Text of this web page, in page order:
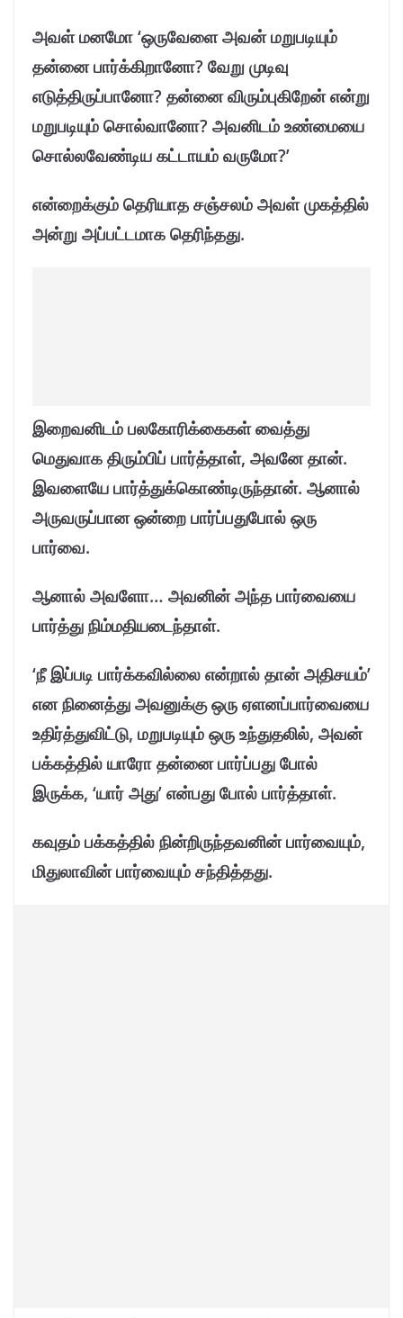
அவள் மனமோ ‘ஒருவேளை அவன் மறுபடியும்
தன்னை பார்க்கிறானோ? வேறு முடிவு
எடுத்திருப்பானோ? தன்னை விரும்புகிறேன் என்று
மறுபடியும் சொல்வானோ? அவனிடம் உண்மையை
சொல்லவேண்டிய கட்டாயம் வருமோ?’
என்றைக்கும் தெரியாத சஞ்சலம் அவள் முகத்தில்
அன்று அப்பட்டமாக தெரிந்தது.
இறைவனிடம் பலகோரிக்கைகள் வைத்து
மெதுவாக திரும்பிப் பார்த்தாள், அவனே தான்.
இவளையே பார்த்துக்கொண்டிருந்தான். ஆனால்
அருவருப்பான ஒன்றை பார்ப்பதுபோல் ஒரு
பார்வை.
ஆனால் அவளோ… அவனின் அந்த பார்வையை
பார்த்து நிம்மதியடைந்தாள்.
‘நீ இப்படி பார்க்கவில்லை என்றால் தான் அதிசயம்’
என நினைத்து அவனுக்கு ஒரு ஏளனப்பார்வையை
உதிர்த்துவிட்டு, மறுபடியும் ஒரு உந்துதலில், அவன்
பக்கத்தில் யாரோ தன்னை பார்ப்பது போல்
இருக்க, ‘யார் அது’ என்பது போல் பார்த்தாள்.
கவுதம் பக்கத்தில் நின்றிருந்தவனின் பார்வையும்,
மிதுலாவின் பார்வையும் சந்தித்தது.